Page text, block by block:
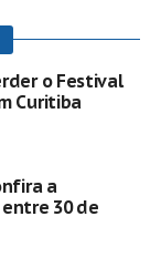
o Festival
Curitiba
a
30 de